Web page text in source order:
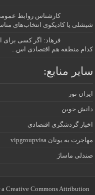
کارشناس روابط
شیشلی یا کادیکوی انتخاب‌های
فرهاد: اگر کسی برای
کدام منطقه هم اقتصادی اس...
سایر منابع:
ایران تور
دانش جوین
اخبار گردشگری اقتصادی
مهاجرت به یونان vipgroupvisa
صندلی ماساژ
Creative Commons Attribution